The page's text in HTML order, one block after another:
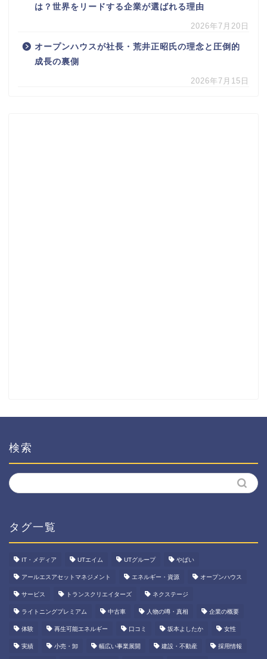
は？世界をリードする企業が選ばれる理由
2026年7月20日
オープンハウスが社長・荒井正昭氏の理念と圧倒的
成長の裏側
2026年7月15日
検索
タグ一覧
IT・メディア UTエイム UTグループ やばい
アールエスアセットマネジメント エネルギー・資源 オープンハウス
サービス トランスクリエイターズ ネクステージ
ライトニングプレミアム 中古車 人物の噂・真相 企業の概要
体験 再生可能エネルギー 口コミ 坂本よしたか 女性
実績 小売・卸 幅広い事業展開 建設・不動産 採用情報